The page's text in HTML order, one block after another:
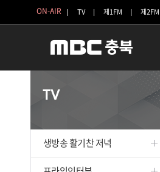
ON-AIR TV 제1FM 제2FM
TV
생방송 활기찬 저녁